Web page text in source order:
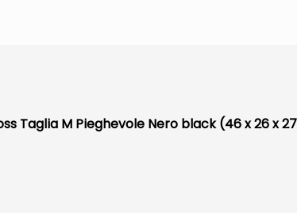
Taglia M Pieghevole Nero black (46 x 26 x